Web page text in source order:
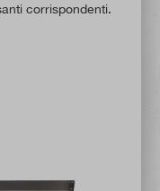
corrispondenti.